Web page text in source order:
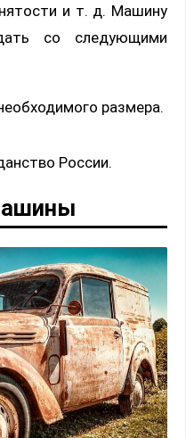
и т. д. Машину
со следующими
размера.
России.